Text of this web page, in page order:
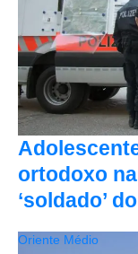
ortodoxo
‘soldado’
Oriente Médio